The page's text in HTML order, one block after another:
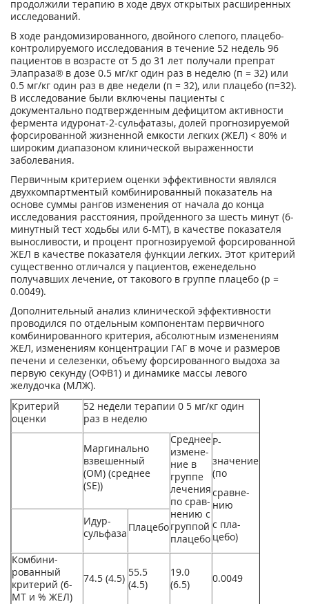
продолжили терапию в ходе двух открытых расширенных
исследований.
В ходе рандомизированного, двойного слепого, плацебо-
контролируемого исследования в течение 52 недель 96
пациентов в возрасте от 5 до 31 лет получали препрат
Элапраза® в дозе 0.5 мг/кг один раз в неделю (п = 32) или
0.5 мг/кг один раз в две недели (п = 32), или плацебо (п=32).
В исследование были включены пациенты с
документально подтвержденным дефицитом активности
фермента идуронат-2-сульфатазы, долей прогнозируемой
форсированной жизненной емкости легких (ЖЕЛ) < 80% и
широким диапазоном клинической выраженности
заболевания.
Первичным критерием оценки эффективности являлся
двухкомпартментый комбинированный показатель на
основе суммы рангов изменения от начала до конца
исследования расстояния, пройденного за шесть минут (6-
минутный тест ходьбы или 6-МТ), в качестве показателя
выносливости, и процент прогнозируемой форсированной
ЖЕЛ в качестве показателя функции легких. Этот критерий
существенно отличался у пациентов, еженедельно
получавших лечение, от такового в группе плацебо (р =
0.0049).
Дополнительный анализ клинической эффективности
проводился по отдельным компонентам первичного
комбинированного критерия, абсолютным изменениям
ЖЕЛ, изменениям концентрации ГАГ в моче и размеров
печени и селезенки, объему форсированного выдоха за
первую секунду (ОФВ1) и динамике массы левого
желудочка (МЛЖ).
Критерий
оценки
52 недели терапии 0 5 мг/кг один
раз в неделю
Маргинально
взвешенный
(ОМ) (среднее
(SE))
Среднее
измене­
ние в
группе
лечения
по срав­
нению с
группой
плацебо
Р-
значение
(по
сравне­
нию
с пла­
цебо)
Идур-
сульфаза Плацебо
Комбини­
рованный
критерий (6-
MT и % ЖЕЛ)
74.5 (4.5) 55.5
(4.5)
19.0
(6.5)
0.0049